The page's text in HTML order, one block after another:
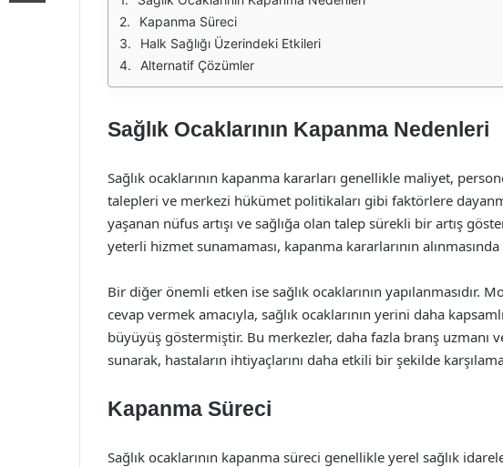
Kapanma Süreci
Halk Sağlığı Üzerindeki Etkileri
Alternatif Çözümler
Sağlık Ocaklarının Kapanma Nedenleri
Sağlık ocaklarının kapanma kararları genellikle maliyet,
talepleri ve merkezi hükümet politikaları gibi faktörlere
yaşanan nüfus artışı ve sağlığa olan talep sürekli bir artış
yeterli hizmet sunamaması, kapanma kararlarının
Bir diğer önemli etken ise sağlık ocaklarının yapılanmasıdır.
cevap vermek amacıyla, sağlık ocaklarının yerini daha
büyüyüş göstermiştir. Bu merkezler, daha fazla branş uzmanı
sunarak, hastaların ihtiyaçlarını daha etkili bir şekilde
Kapanma Süreci
Sağlık ocaklarının kapanma süreci genellikle yerel sağlık